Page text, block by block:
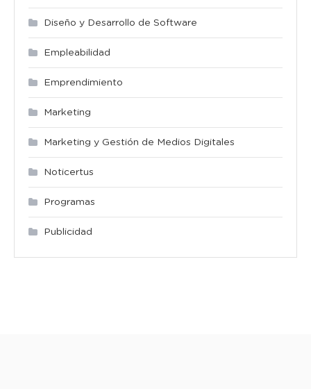
Diseño y Desarrollo de Software
Empleabilidad
Emprendimiento
Marketing
Marketing y Gestión de Medios Digitales
Noticertus
Programas
Publicidad